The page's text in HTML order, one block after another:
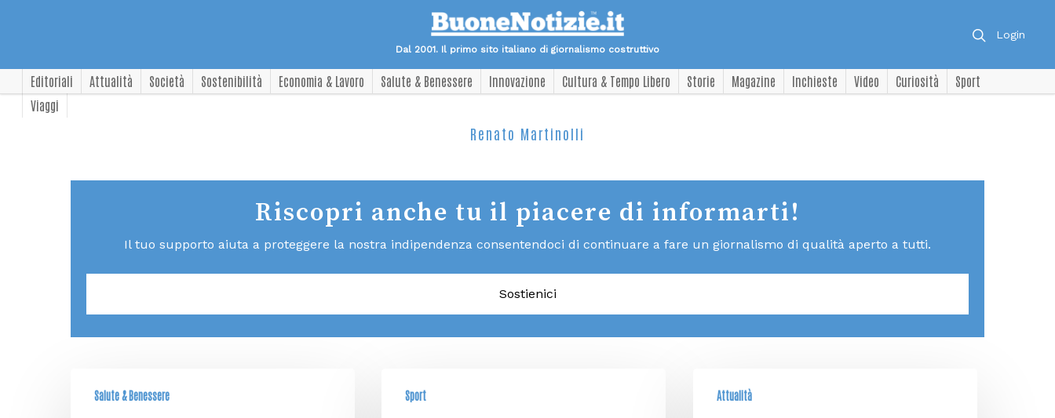
Dal 2001. Il primo sito italiano di giornalismo costruttivo
Login
Editoriali Attualità Società Sostenibilità Economia & Lavoro Salute & Benessere Innovazione Cultura & Tempo Libero Storie Magazine Inchieste Video Curiosità
Sport
Viaggi
Renato Martinolli
Riscopri anche tu il piacere di informarti!
Il tuo supporto aiuta a proteggere la nostra indipendenza consentendoci di continuare a fare un giornalismo di qualità aperto a tutti.
Sostienici
Salute & Benessere Sport Attualità